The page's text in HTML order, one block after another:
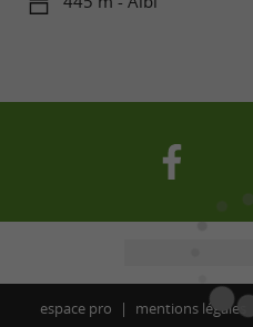
espace pro mentions légales